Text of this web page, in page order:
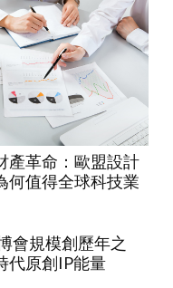
產革命：歐盟設計
何值得全球科技業
會規模創歷年之
代原創IP能量